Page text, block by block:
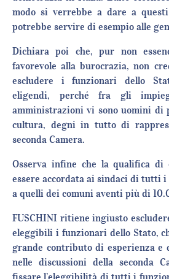
modo si verrebbe a dare a
potrebbe servire di esempio alle
Dichiara poi che, pur non
favorevole alla burocrazia, non
escludere i funzionari dello
eligendi, perché fra gli
amministrazioni vi sono uomini di
cultura, degni in tutto di
seconda Camera.
Osserva infine che la qualifica di
essere accordata ai sindaci di tutti i
a quelli dei comuni aventi più di
FUSCHINI ritiene ingiusto
eleggibili i funzionari dello Stato,
grande contributo di esperienza e
nelle discussioni della seconda